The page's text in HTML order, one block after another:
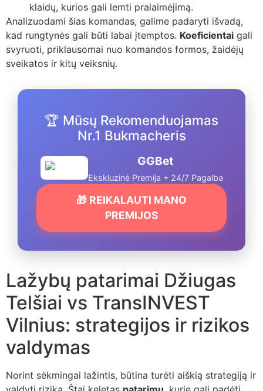
klaidų, kurios gali lemti pralaimėjimą.
Analizuodami šias komandas, galime padaryti išvadą,
kad rungtynės gali būti labai įtemptos. Koeficientai gali
svyruoti, priklausomai nuo komandos formos, žaidėjų
sveikatos ir kitų veiksnių.
🏆 Mūsų Rekomenduojamas
Nr.1 Bukmacheris
GGBet
Ekskluzinė Premija + 24/7 Pagalba
🎁 REIKALAUTI MANO
PREMIJOS
Lažybų patarimai Džiugas
Telšiai vs TransINVEST
Vilnius: strategijos ir rizikos
valdymas
Norint sėkmingai lažintis, būtina turėti aiškią strategiją ir